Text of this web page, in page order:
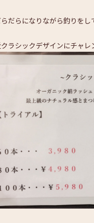
だらになりながら釣りを
ラシックデザインにチャ